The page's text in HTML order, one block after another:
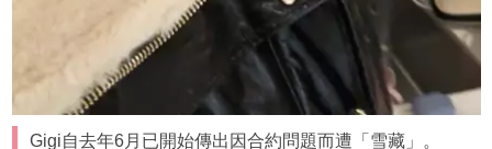
Gigi自去年6月已開始傳出因合約問題而遭「雪藏」。